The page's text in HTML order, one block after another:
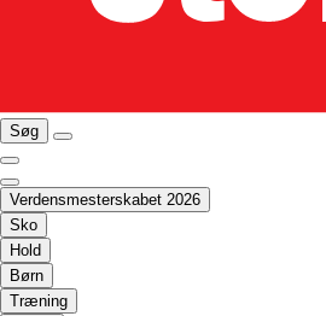
Søg
Verdensmesterskabet 2026
Sko
Hold
Børn
Træning